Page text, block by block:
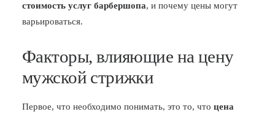
стоимость услуг барбершопа, и почему цены могут
варьироваться.
Факторы, влияющие на цену
мужской стрижки
Первое, что необходимо понимать, это то, что цена